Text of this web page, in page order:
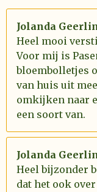
Jolanda
Heel mooi
Voor mij is
bloembolletjes
van huis uit
omkijken naar
een soort van.
Jolanda
Heel bijzonder
dat het ook